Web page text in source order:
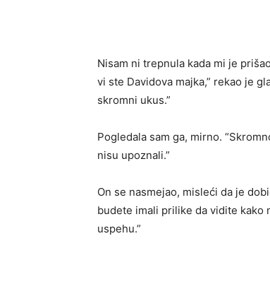
Nisam ni trepnula kada mi je
vi ste Davidova majka,” rekao je
skromni ukus.”
Pogledala sam ga, mirno.
nisu upoznali.”
On se nasmejao, misleći da je
budete imali prilike da vidite kako
uspehu.”